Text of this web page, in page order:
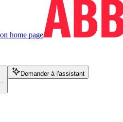
home page
Demander à l'assistant